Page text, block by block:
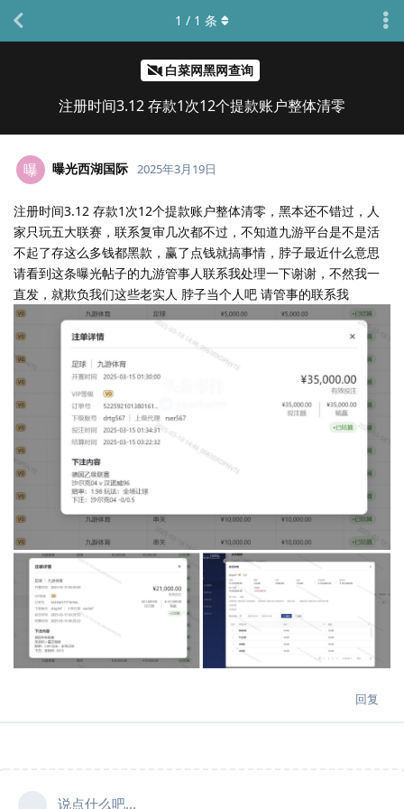
白菜网黑网查询
注册时间3.12 存款1次12个提款账户整体清零
1 / 1 条
曝 曝光西湖国际 2025年3月19日
注册时间3.12 存款1次12个提款账户整体清零，黑本还不错过，人
家只玩五大联赛，联系复审几次都不过，不知道九游平台是不是活
不起了存这么多钱都黑款，赢了点钱就搞事情，脖子最近什么意思
请看到这条曝光帖子的九游管事人联系我处理一下谢谢，不然我一
直发，就欺负我们这些老实人 脖子当个人吧 请管事的联系我
回复
说点什么吧...